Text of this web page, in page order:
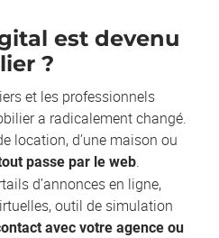
est devenu
?
et les professionnels
a radicalement changé.
location, d’une maison ou
passe par le web.
d’annonces en ligne,
outil de simulation
avec votre agence ou